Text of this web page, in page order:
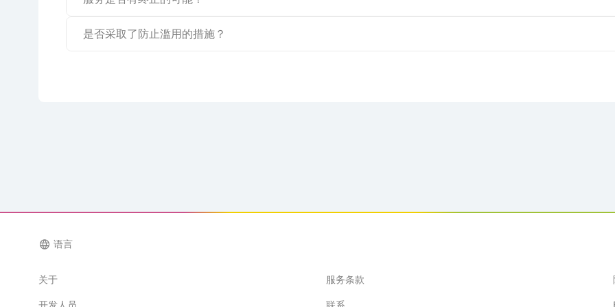
是否采取了防止滥用的措施？
language 语言
关于 服务条款